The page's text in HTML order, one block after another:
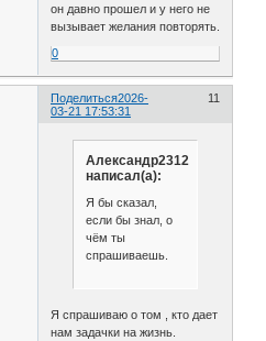
он давно прошел и у него не
вызывает желания повторять.
0
Поделиться 11
2026-
03-21 17:53:31
Александр2312
написал(а):
Я бы сказал,
если бы знал, о
чём ты
спрашиваешь.
Я спрашиваю о том , кто дает
нам задачки на жизнь.